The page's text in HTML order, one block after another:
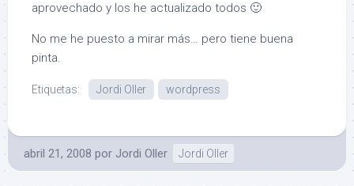
aprovechado y los he actualizado todos 🙂
No me he puesto a mirar más… pero tiene buena
pinta.
Etiquetas: Jordi Oller wordpress
abril 21, 2008 por Jordi Oller Jordi Oller